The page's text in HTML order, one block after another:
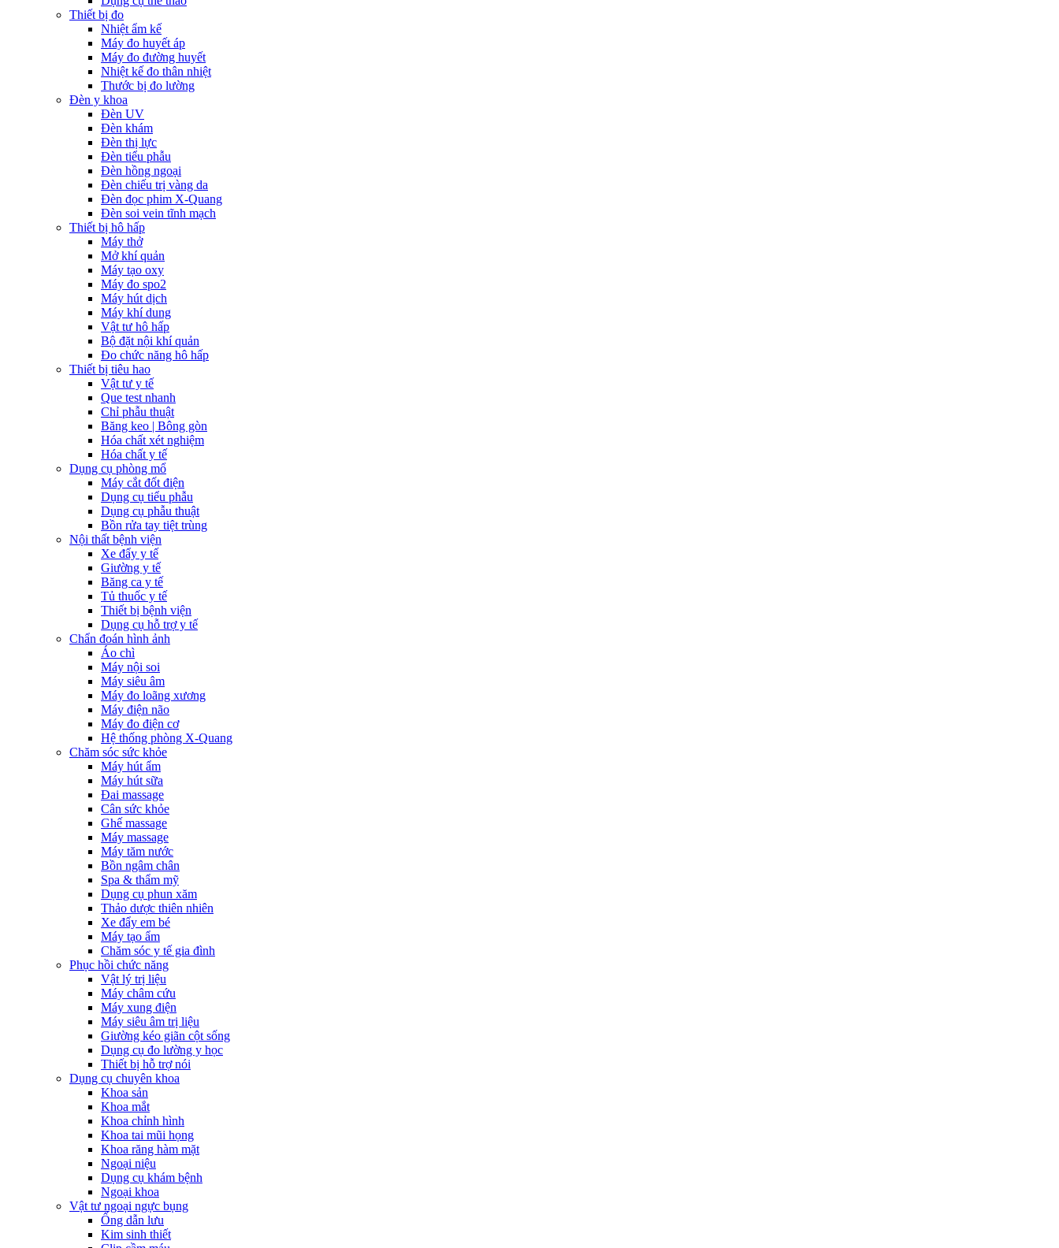
Thiết bị đo
Nhiệt ẩm kế
Máy đo huyết áp
Máy đo đường huyết
Nhiệt kế đo thân nhiệt
Thước bị đo lường
Đèn y khoa
Đèn UV
Đèn khám
Đèn thị lực
Đèn tiểu phẫu
Đèn hồng ngoại
Đèn chiếu trị vàng da
Đèn đọc phim X-Quang
Đèn soi vein tĩnh mạch
Thiết bị hô hấp
Máy thở
Mở khí quản
Máy tạo oxy
Máy đo spo2
Máy hút dịch
Máy khí dung
Vật tư hô hấp
Bộ đặt nội khí quản
Đo chức năng hô hấp
Thiết bị tiêu hao
Vật tư y tế
Que test nhanh
Chỉ phẫu thuật
Băng keo | Bông gòn
Hóa chất xét nghiệm
Hóa chất y tế
Dụng cụ phòng mổ
Máy cắt đốt điện
Dụng cụ tiểu phẫu
Dụng cụ phẫu thuật
Bồn rửa tay tiệt trùng
Nội thất bệnh viện
Xe đẩy y tế
Giường y tế
Băng ca y tế
Tủ thuốc y tế
Thiết bị bệnh viện
Dụng cụ hỗ trợ y tế
Chẩn đoán hình ảnh
Áo chì
Máy nội soi
Máy siêu âm
Máy đo loãng xương
Máy điện não
Máy đo điện cơ
Hệ thống phòng X-Quang
Chăm sóc sức khỏe
Máy hút ẩm
Máy hút sữa
Đai massage
Cân sức khỏe
Ghế massage
Máy massage
Máy tăm nước
Bồn ngâm chân
Spa & thẩm mỹ
Dụng cụ phun xăm
Thảo dược thiên nhiên
Xe đẩy em bé
Máy tạo ẩm
Chăm sóc y tế gia đình
Phục hồi chức năng
Vật lý trị liệu
Máy châm cứu
Máy xung điện
Máy siêu âm trị liệu
Giường kéo giãn cột sống
Dụng cụ đo lường y học
Thiết bị hỗ trợ nói
Dụng cụ chuyên khoa
Khoa sản
Khoa mắt
Khoa chỉnh hình
Khoa tai mũi họng
Khoa răng hàm mặt
Ngoại niệu
Dụng cụ khám bệnh
Ngoại khoa
Vật tư ngoại ngực bụng
Ống dẫn lưu
Kim sinh thiết